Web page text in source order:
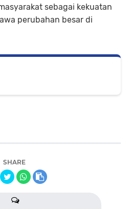
sebagai kekuatan
perubahan besar di
SHARE